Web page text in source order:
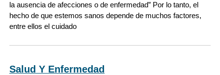
la ausencia de afecciones o de enfermedad” Por lo tanto, el
hecho de que estemos sanos depende de muchos factores,
entre ellos el cuidado
Salud Y Enfermedad